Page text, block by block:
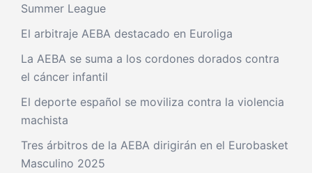
Summer League
El arbitraje AEBA destacado en Euroliga
La AEBA se suma a los cordones dorados contra
el cáncer infantil
El deporte español se moviliza contra la violencia
machista
Tres árbitros de la AEBA dirigirán en el Eurobasket
Masculino 2025